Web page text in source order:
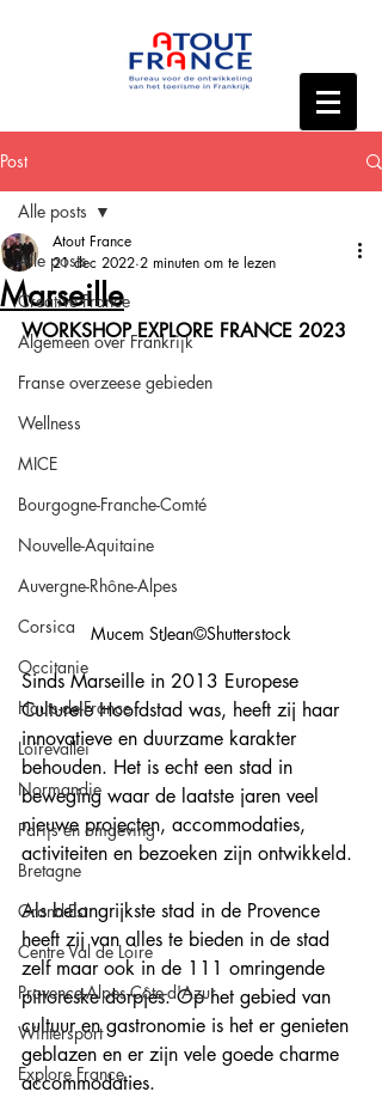
Post
Alle posts
Creative France
Algemeen over Frankrijk
Franse overzeese gebieden
Wellness
MICE
Bourgogne-Franche-Comté
Nouvelle-Aquitaine
Auvergne-Rhône-Alpes
Corsica
Occitanie
Hauts-de-France
Loirevallei
Normandie
Parijs en omgeving
Bretagne
Grand-Est
Centre Val de Loire
Provence-Alpes-Côte-d'Azur
Wintersport
Explore France
Alle posts
Marseille
Atout France
21 dec 2022 2 minuten om te lezen
WORKSHOP EXPLORE FRANCE 2023
Mucem StJean©Shutterstock
Sinds Marseille in 2013 Europese
Culturele Hoofdstad was, heeft zij haar
innovatieve en duurzame karakter
behouden. Het is echt een stad in
beweging waar de laatste jaren veel
nieuwe projecten, accommodaties,
activiteiten en bezoeken zijn ontwikkeld.
Als belangrijkste stad in de Provence
heeft zij van alles te bieden in de stad
zelf maar ook in de 111 omringende
pittoreske dorpjes. Op het gebied van
cultuur en gastronomie is het er genieten
geblazen en er zijn vele goede charme
accommodaties.